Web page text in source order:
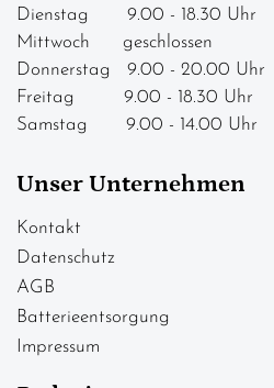
Dienstag 9.00 - 18.30 Uhr
Mittwoch geschlossen
Donnerstag 9.00 - 20.00 Uhr
Freitag 9.00 - 18.30 Uhr
Samstag 9.00 - 14.00 Uhr
Unser Unternehmen
Kontakt
Datenschutz
AGB
Batterieentsorgung
Impressum